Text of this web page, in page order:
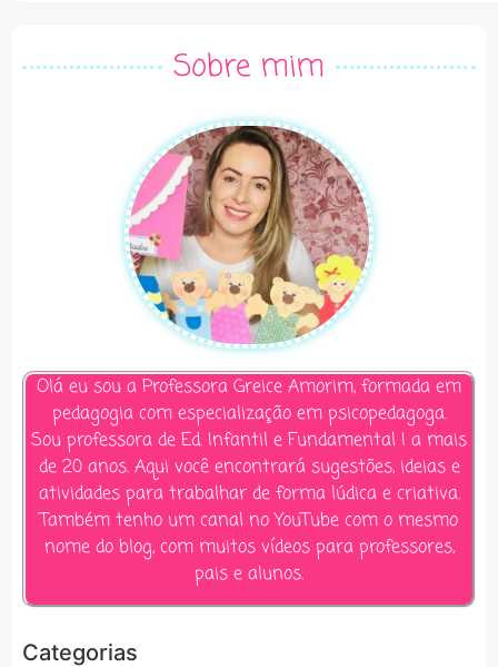
Sobre mim
Olá eu sou a Professora Greice Amorim, formada em
pedagogia com especialização em psicopedagoga.
Sou professora de Ed. Infantil e Fundamental I a mais
de 20 anos. Aqui você encontrará sugestões, ideias e
atividades para trabalhar de forma lúdica e criativa.
Também tenho um canal no YouTube com o mesmo
nome do blog, com muitos vídeos para professores,
pais e alunos.
Categorias